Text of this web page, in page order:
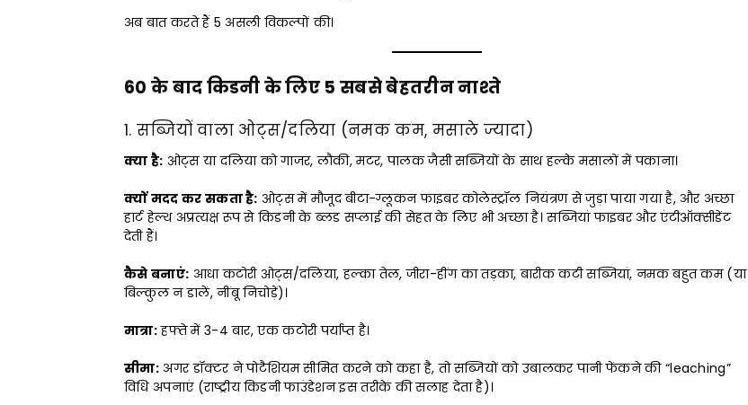
अब बात करते हैं 5 असली विकल्पों की।
60 के बाद किडनी के लिए 5 सबसे बेहतरीन नाश्ते
1. सब्जियों वाला ओट्स/दलिया (नमक कम, मसाले ज्यादा)
क्या है: ओट्स या दलिया को गाजर, लौकी, मटर, पालक जैसी सब्जियों के साथ हल्के मसालों में पकाना।
क्यों मदद कर सकता है: ओट्स में मौजूद बीटा-ग्लूकन फाइबर कोलेस्ट्रॉल नियंत्रण से जुड़ा पाया गया है, और अच्छा
हार्ट हेल्थ अप्रत्यक्ष रूप से किडनी के ब्लड सप्लाई की सेहत के लिए भी अच्छा है। सब्जियां फाइबर और एंटीऑक्सीडेंट
देती हैं।
कैसे बनाएं: आधा कटोरी ओट्स/दलिया, हल्का तेल, जीरा-हींग का तड़का, बारीक कटी सब्जियां, नमक बहुत कम (या
बिल्कुल न डालें, नींबू निचोड़ें)।
मात्रा:हफ्ते में 3-4 बार, एक कटोरी पर्याप्त है।
सीमा:अगर डॉक्टर ने पोटैशियम सीमित करने को कहा है, तो सब्जियों को उबालकर पानी फेंकने की “leaching”
विधि अपनाएं (राष्ट्रीय किडनी फाउंडेशन इस तरीके की सलाह देता है)।